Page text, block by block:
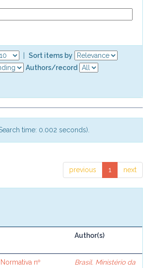
Sort items by
Authors/record
time: 0.002 seconds).
previous 1 next
Author(s)
nº
Brasil. Ministério da